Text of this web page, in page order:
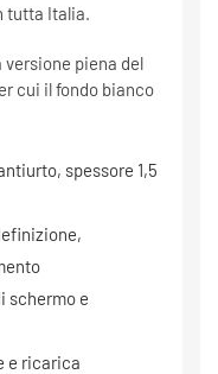
tutta Italia.
piena del
cui il fondo bianco
spessore 1,5
schermo e
e ricarica